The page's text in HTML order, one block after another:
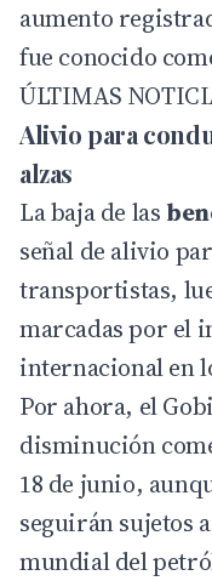
aumento
fue conocido
ÚLTIMAS
Alivio para
alzas
La baja de las
señal de alivio
transportistas,
marcadas por el
internacional en
Por ahora, el
disminución
18 de junio,
seguirán sujetos
mundial del